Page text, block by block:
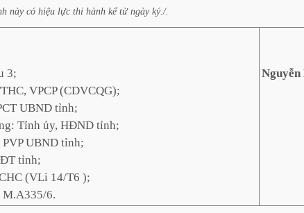
này có hiệu lực thi hành kể từ ngày ký./.
3;
VPCP (CDVCQG);
UBND tỉnh;
Tỉnh ủy, HĐND tỉnh;
PVP UBND tỉnh;
tỉnh;
(VLi 14/T6 );
6.